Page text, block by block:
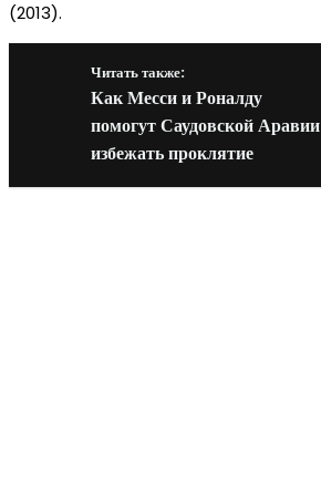
(2013).
Читать также:
Как Месси и Роналду
помогут Саудовской Аравии
избежать проклятие